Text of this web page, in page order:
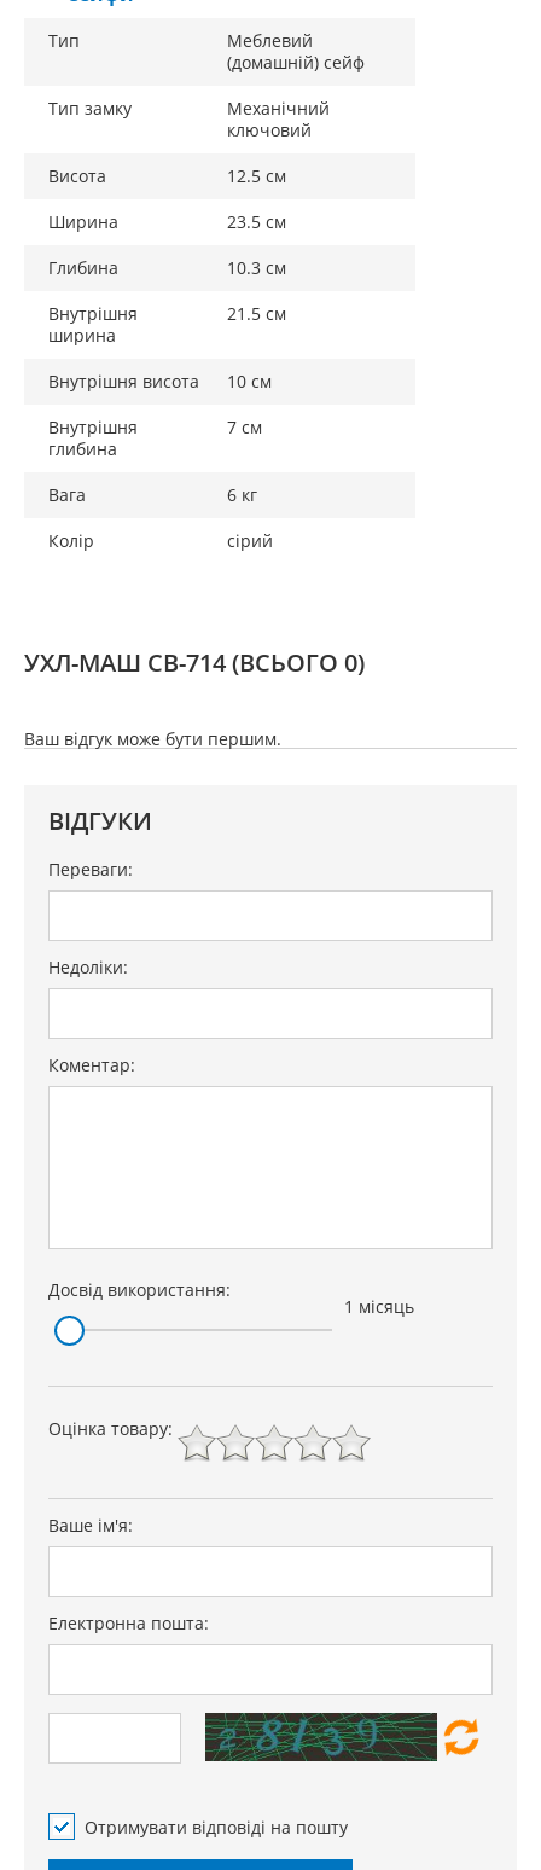
Тип
Меблевий
(домашній) сейф
Тип замку
Механічний
ключовий
Висота
12.5 см
Ширина
23.5 см
Глибина
10.3 см
Внутрішня
ширина
21.5 см
Внутрішня висота
10 см
Внутрішня
глибина
7 см
Вага
6 кг
Колір
сірий
УХЛ-МАШ СВ-714(ВСЬОГО 0)
Ваш відгук може бути першим.
ВІДГУКИ
Переваги:
Недоліки:
Коментар:
Досвід використання:
1 місяць
Оцінка товару:
Ваше ім'я:
Електронна пошта:
Отримувати відповіді на пошту